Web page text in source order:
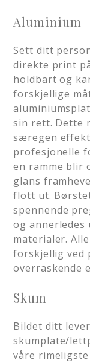
Aluminium
Sett ditt
direkte print
holdbart og
forskjellige
sin rett. Dette
særegen
profesjonelle
en ramme blir
glans
flott ut.
spennende
og annerledes
materialer.
forskjellig ved
overraskende
Skum
Bildet ditt
skumplate/
våre